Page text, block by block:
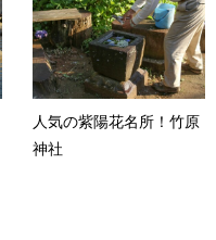
人気の紫陽花名所！竹原
神社